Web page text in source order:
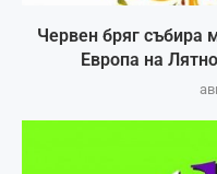
Червен бряг събира
Европа на